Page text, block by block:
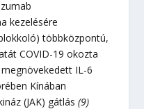
kezelésére
többközpontú,
COVID-19 okozta
IL-6
Kínában
(JAK) gátlás(9)